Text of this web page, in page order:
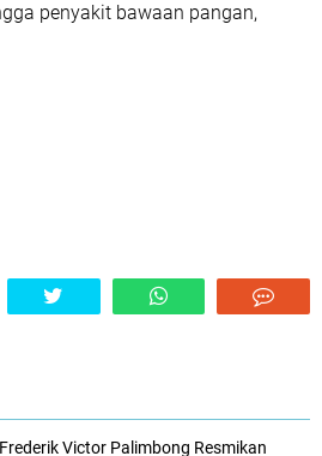
penyakit bawaan pangan,
Victor Palimbong Resmikan